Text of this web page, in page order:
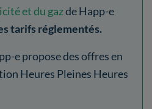
et du gazde Happ-e
tarifs réglementés.
e propose des offres en
Heures Pleines Heures